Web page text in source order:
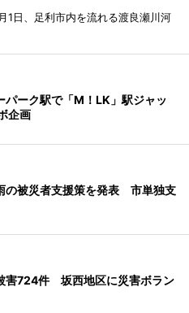
1日、足利市内を流れる渡良瀬川河
パーク駅で「M！LK」駅ジャッ
企画
の被災者支援策を発表 市単独支
害724件 坂西地区に災害ボラン